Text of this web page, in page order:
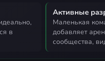
в
Активные
маленькая команда оперативно правит баги,
добавляет
сообщества,